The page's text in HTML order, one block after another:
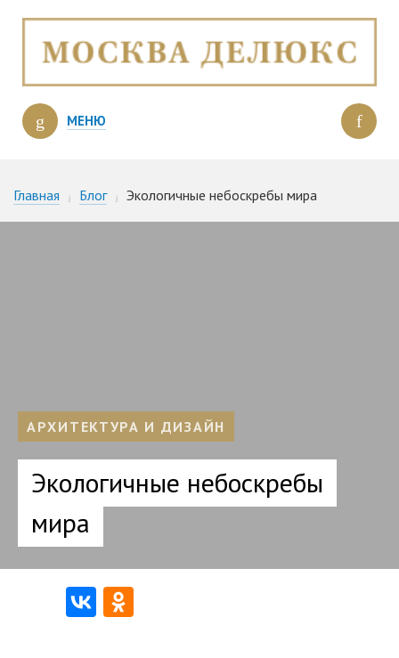
МЕНЮ
Главная Блог Экологичные небоскребы мира
АРХИТЕКТУРА И ДИЗАЙН
Экологичные небоскребы
мира